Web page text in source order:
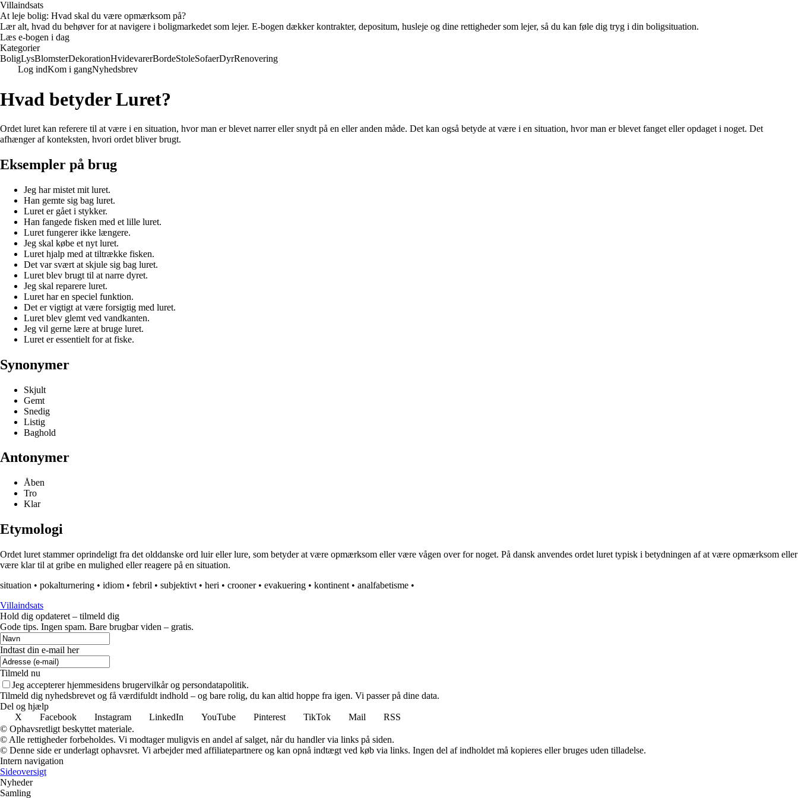
Villaindsats
At leje bolig: Hvad skal du være opmærksom på?
Lær alt, hvad du behøver for at navigere i boligmarkedet som lejer. E-bogen dækker kontrakter, depositum, husleje og dine rettigheder som lejer, så du kan føle dig tryg i din boligsituation.
Læs e-bogen i dag
Kategorier
BoligLysBlomsterDekorationHvidevarerBordeStoleSofaerDyrRenovering
Log indKom i gangNyhedsbrev
Hvad betyder Luret?
Ordet luret kan referere til at være i en situation, hvor man er blevet narrer eller snydt på en eller anden måde. Det kan også betyde at være i en situation, hvor man er blevet fanget eller opdaget i noget. Det
afhænger af konteksten, hvori ordet bliver brugt.
Eksempler på brug
Jeg har mistet mit luret.
Han gemte sig bag luret.
Luret er gået i stykker.
Han fangede fisken med et lille luret.
Luret fungerer ikke længere.
Jeg skal købe et nyt luret.
Luret hjalp med at tiltrække fisken.
Det var svært at skjule sig bag luret.
Luret blev brugt til at narre dyret.
Jeg skal reparere luret.
Luret har en speciel funktion.
Det er vigtigt at være forsigtig med luret.
Luret blev glemt ved vandkanten.
Jeg vil gerne lære at bruge luret.
Luret er essentielt for at fiske.
Synonymer
Skjult
Gemt
Snedig
Listig
Baghold
Antonymer
Åben
Tro
Klar
Etymologi
Ordet luret stammer oprindeligt fra det olddanske ord luir eller lure, som betyder at være opmærksom eller være vågen over for noget. På dansk anvendes ordet luret typisk i betydningen af at være opmærksom eller
være klar til at gribe en mulighed eller reagere på en situation.
situation • pokalturnering • idiom • febril • subjektivt • heri • crooner• evakuering • kontinent • analfabetisme •
Villaindsats
Hold dig opdateret – tilmeld dig
Gode tips. Ingen spam. Bare brugbar viden – gratis.
Indtast din e-mail her
Tilmeld nu
Jeg accepterer hjemmesidens brugervilkår og persondatapolitik.
Tilmeld dig nyhedsbrevet og få værdifuldt indhold – og bare rolig, du kan altid hoppe fra igen. Vi passer på dine data.
Del og hjælp
X
Facebook Instagram LinkedIn YouTube Pinterest TikTok Mail
RSS
© Ophavsretligt beskyttet materiale.
© Alle rettigheder forbeholdes. Vi modtager muligvis en andel af salget, når du handler via links på siden.
© Denne side er underlagt ophavsret. Vi arbejder med affiliatepartnere og kan opnå indtægt ved køb via links. Ingen del af indholdet må kopieres eller bruges uden tilladelse.
Intern navigation
Sideoversigt
Nyheder
Samling